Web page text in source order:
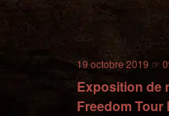
19 octobre 2019 ☞
Exposition de
Freedom Tour